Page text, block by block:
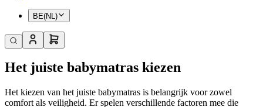
BE(NL)
Het juiste babymatras kiezen
Het kiezen van het juiste babymatras is belangrijk voor zowel
comfort als veiligheid. Er spelen verschillende factoren mee die